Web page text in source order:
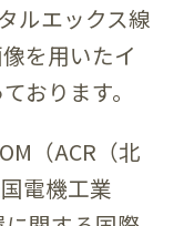
ルエックス線
を用いたイ
おります。
（ACR（北
電機工業